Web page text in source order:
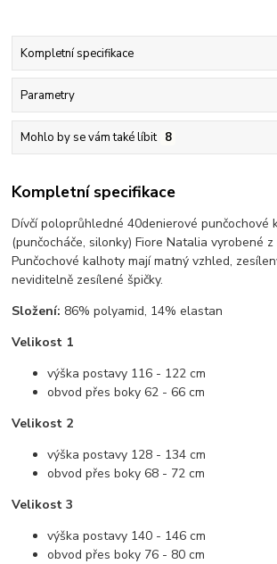
Kompletní specifikace
Parametry
Mohlo by se vám také líbit 8
Kompletní specifikace
Dívčí poloprůhledné 40denierové punčochové
(punčocháče, silonky) Fiore Natalia vyrobené
Punčochové kalhoty mají matný vzhled,
neviditelně zesílené špičky.
Složení: 86% polyamid, 14% elastan
Velikost 1
výška postavy 116 - 122 cm
obvod přes boky 62 - 66 cm
Velikost 2
výška postavy 128 - 134 cm
obvod přes boky 68 - 72 cm
Velikost 3
výška postavy 140 - 146 cm
obvod přes boky 76 - 80 cm